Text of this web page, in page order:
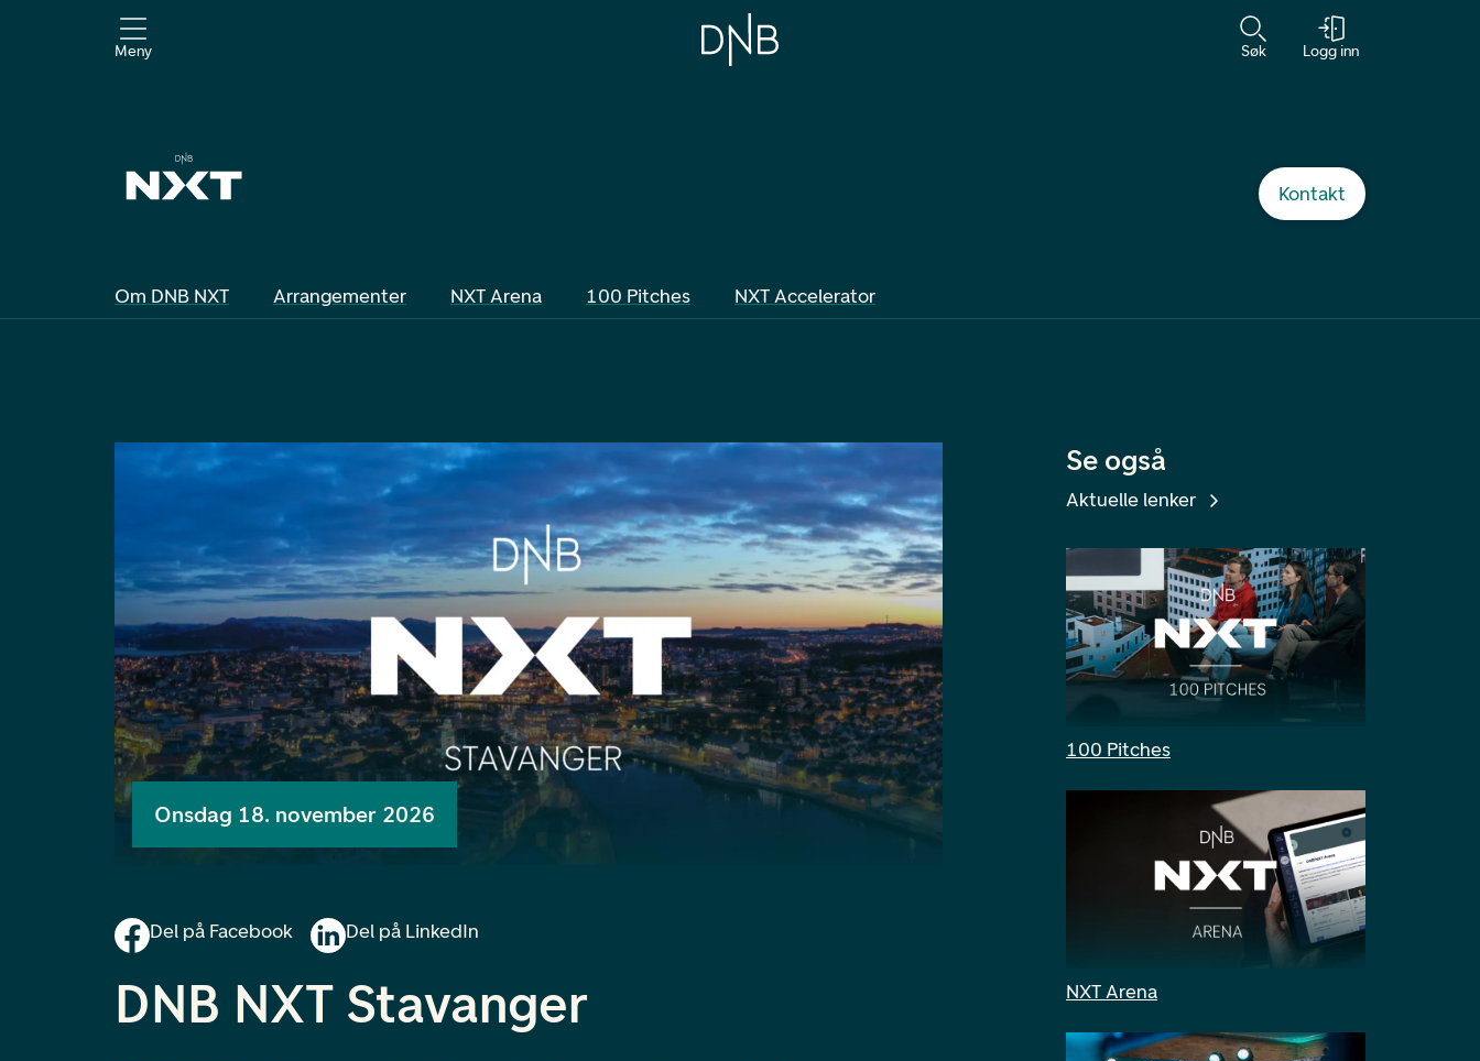
Meny Søk Logg inn
Kontakt
Om DNB NXT Arrangementer NXT Arena 100 Pitches NXT Accelerator
Onsdag 18. november 2026
Del på Facebook Del på LinkedIn
DNB NXT Stavanger
Se også
Aktuelle lenker
100 Pitches
NXT Arena